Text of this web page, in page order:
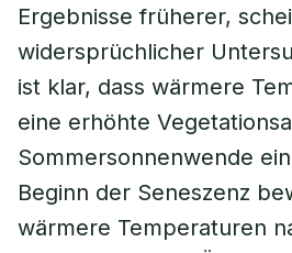
Ergebnisse früherer,
widersprüchlicher
ist klar, dass wärmere
eine erhöhte
Sommersonnenwende
Beginn der Seneszenz
wärmere Temperaturen